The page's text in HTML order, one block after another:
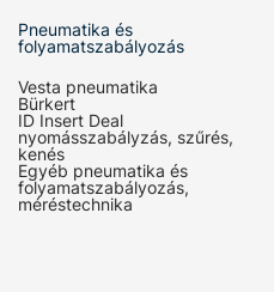
Pneumatika és
folyamatszabályozás
Vesta pneumatika
Bürkert
ID Insert Deal
nyomásszabályzás, szűrés,
kenés
Egyéb pneumatika és
folyamatszabályozás,
méréstechnika